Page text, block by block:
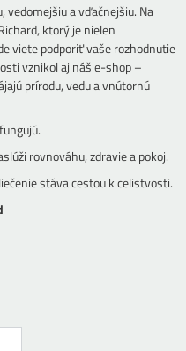
vedomejšiu a vďačnejšiu. Na
ktorý je nielen
viete podporiť vaše rozhodnutie
vznikol aj náš e-shop –
prírodu, vedu a vnútornú
rovnováhu, zdravie a pokoj.
stáva cestou k celistvosti.